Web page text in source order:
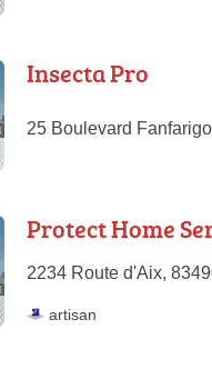
Insecta Pro
25 Boulevard
Protect Home
2234 Route d'Aix,
artisan